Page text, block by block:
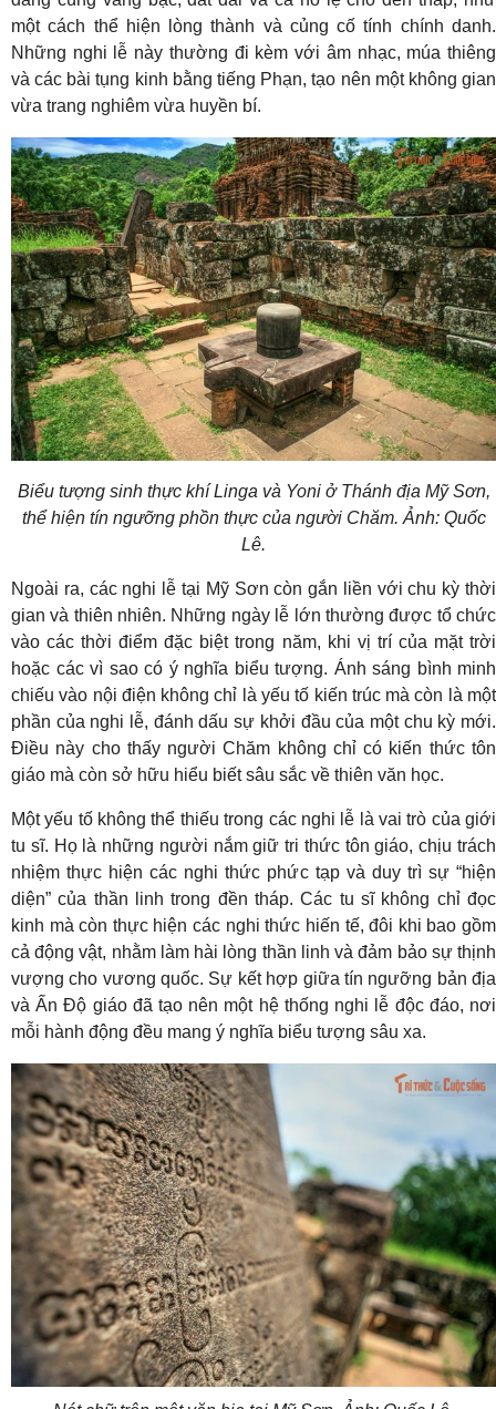
một cách thể hiện lòng thành và củng cố tính chính danh.
Những nghi lễ này thường đi kèm với âm nhạc, múa thiêng
và các bài tụng kinh bằng tiếng Phạn, tạo nên một không gian
vừa trang nghiêm vừa huyền bí.
Biểu tượng sinh thực khí Linga và Yoni ở Thánh địa Mỹ Sơn,
thể hiện tín ngưỡng phồn thực của người Chăm. Ảnh: Quốc
Lê.
Ngoài ra, các nghi lễ tại Mỹ Sơn còn gắn liền với chu kỳ thời
gian và thiên nhiên. Những ngày lễ lớn thường được tổ chức
vào các thời điểm đặc biệt trong năm, khi vị trí của mặt trời
hoặc các vì sao có ý nghĩa biểu tượng. Ánh sáng bình minh
chiếu vào nội điện không chỉ là yếu tố kiến trúc mà còn là một
phần của nghi lễ, đánh dấu sự khởi đầu của một chu kỳ mới.
Điều này cho thấy người Chăm không chỉ có kiến thức tôn
giáo mà còn sở hữu hiểu biết sâu sắc về thiên văn học.
Một yếu tố không thể thiếu trong các nghi lễ là vai trò của giới
tu sĩ. Họ là những người nắm giữ tri thức tôn giáo, chịu trách
nhiệm thực hiện các nghi thức phức tạp và duy trì sự “hiện
diện” của thần linh trong đền tháp. Các tu sĩ không chỉ đọc
kinh mà còn thực hiện các nghi thức hiến tế, đôi khi bao gồm
cả động vật, nhằm làm hài lòng thần linh và đảm bảo sự thịnh
vượng cho vương quốc. Sự kết hợp giữa tín ngưỡng bản địa
và Ấn Độ giáo đã tạo nên một hệ thống nghi lễ độc đáo, nơi
mỗi hành động đều mang ý nghĩa biểu tượng sâu xa.